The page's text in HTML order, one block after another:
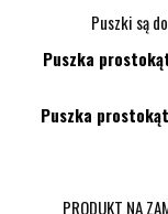
Puszki są
Puszka
Puszka
PRODUKT NA